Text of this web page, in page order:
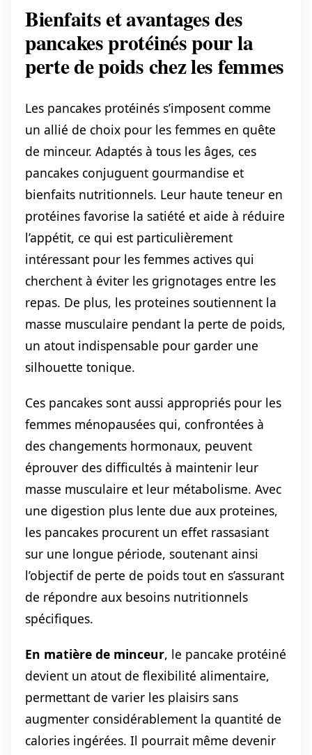
Bienfaits et avantages des
pancakes protéinés pour la
perte de poids chez les femmes
Les pancakes protéinés s’imposent comme
un allié de choix pour les femmes en quête
de minceur. Adaptés à tous les âges, ces
pancakes conjuguent gourmandise et
bienfaits nutritionnels. Leur haute teneur en
protéines favorise la satiété et aide à réduire
l’appétit, ce qui est particulièrement
intéressant pour les femmes actives qui
cherchent à éviter les grignotages entre les
repas. De plus, les proteines soutiennent la
masse musculaire pendant la perte de poids,
un atout indispensable pour garder une
silhouette tonique.
Ces pancakes sont aussi appropriés pour les
femmes ménopausées qui, confrontées à
des changements hormonaux, peuvent
éprouver des difficultés à maintenir leur
masse musculaire et leur métabolisme. Avec
une digestion plus lente due aux proteines,
les pancakes procurent un effet rassasiant
sur une longue période, soutenant ainsi
l’objectif de perte de poids tout en s’assurant
de répondre aux besoins nutritionnels
spécifiques.
En matière de minceur, le pancake protéiné
devient un atout de flexibilité alimentaire,
permettant de varier les plaisirs sans
augmenter considérablement la quantité de
calories ingérées. Il pourrait même devenir